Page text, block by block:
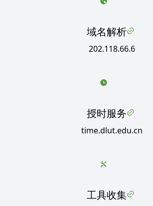
域名解析
202.118.66.6
授时服务
time.dlut.edu.cn
工具收集